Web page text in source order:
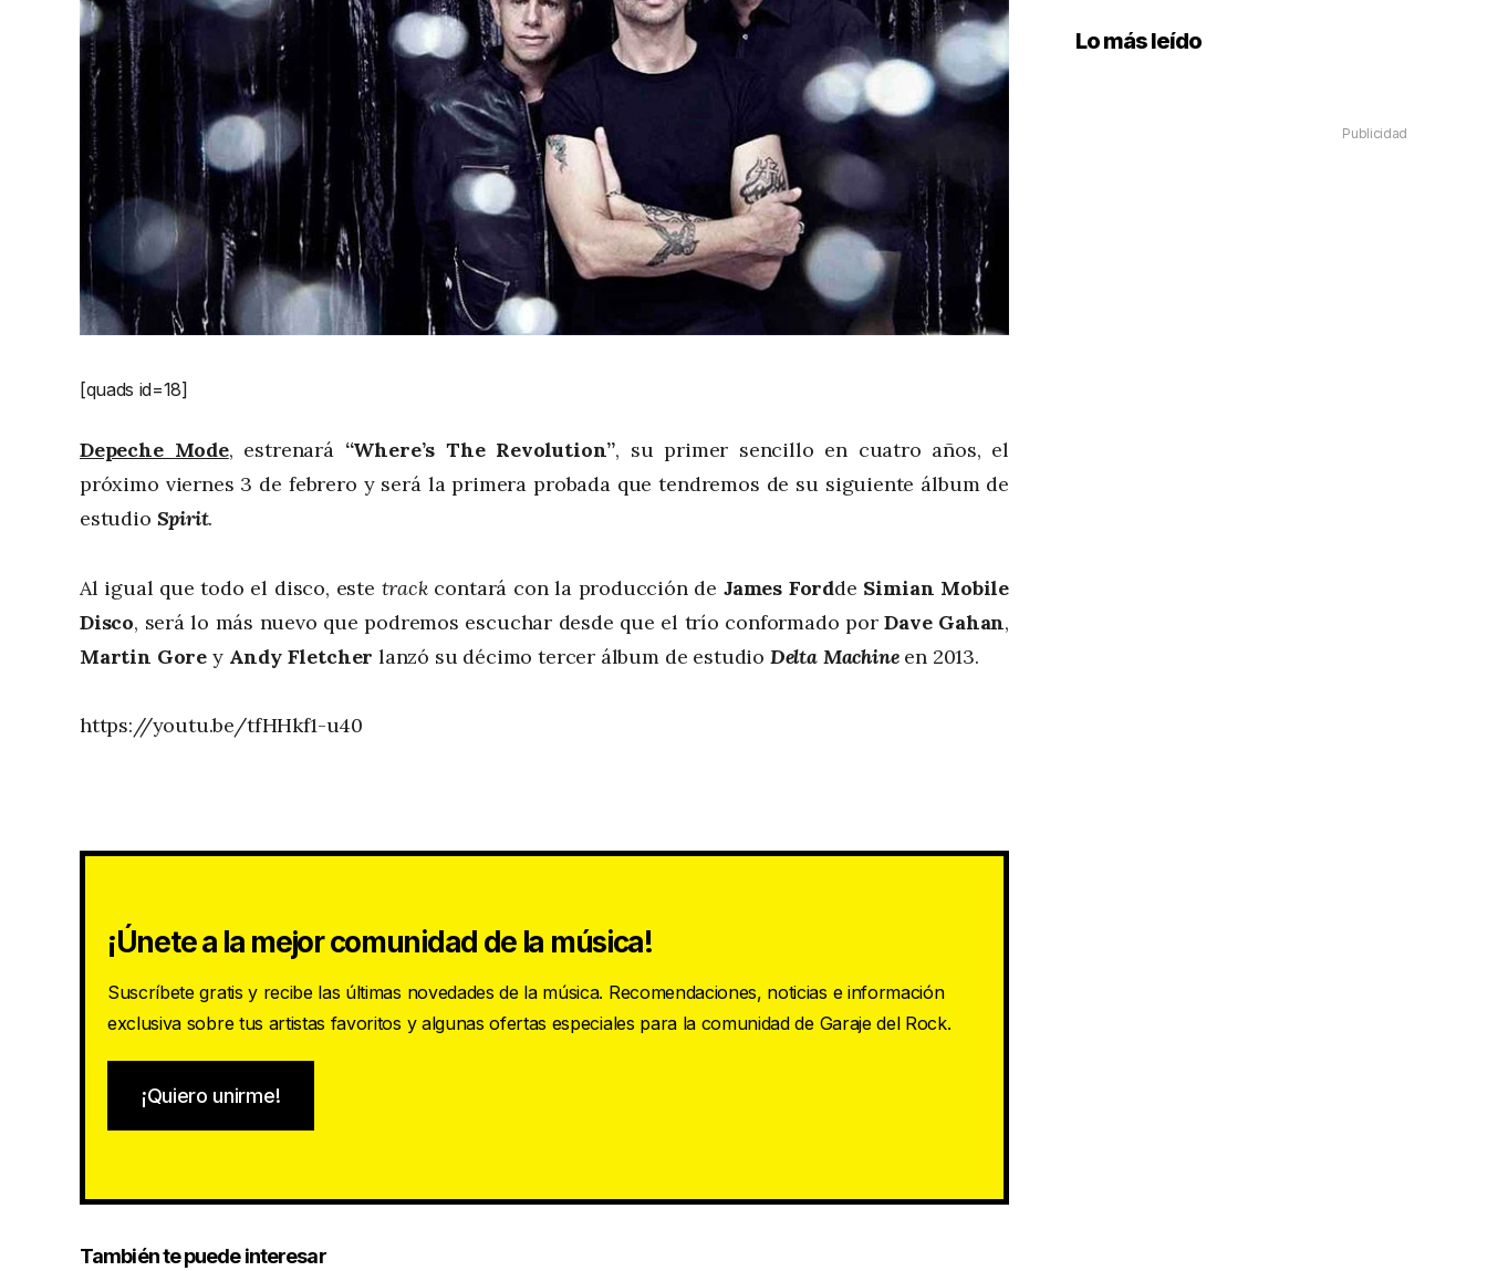
[quads id=18]
Depeche Mode, estrenará “Where’s The Revolution”, su primer sencillo en cuatro años, el
próximo viernes 3 de febrero y será la primera probada que tendremos de su siguiente álbum de
estudio Spirit.
Al igual que todo el disco, este track contará con la producción de James Fordde Simian Mobile
Disco, será lo más nuevo que podremos escuchar desde que el trío conformado porDave Gahan,
Martin Gore y Andy Fletcher lanzó su décimo tercer álbum de estudio Delta Machine en 2013.
https://youtu.be/tfHHkf1-u40
¡Únete a la mejor comunidad de la música!
Suscríbete gratis y recibe las últimas novedades de la música. Recomendaciones, noticias e información
exclusiva sobre tus artistas favoritos y algunas ofertas especiales para la comunidad de Garaje del Rock.
¡Quiero unirme!
También te puede interesar
Lo más leído
Publicidad